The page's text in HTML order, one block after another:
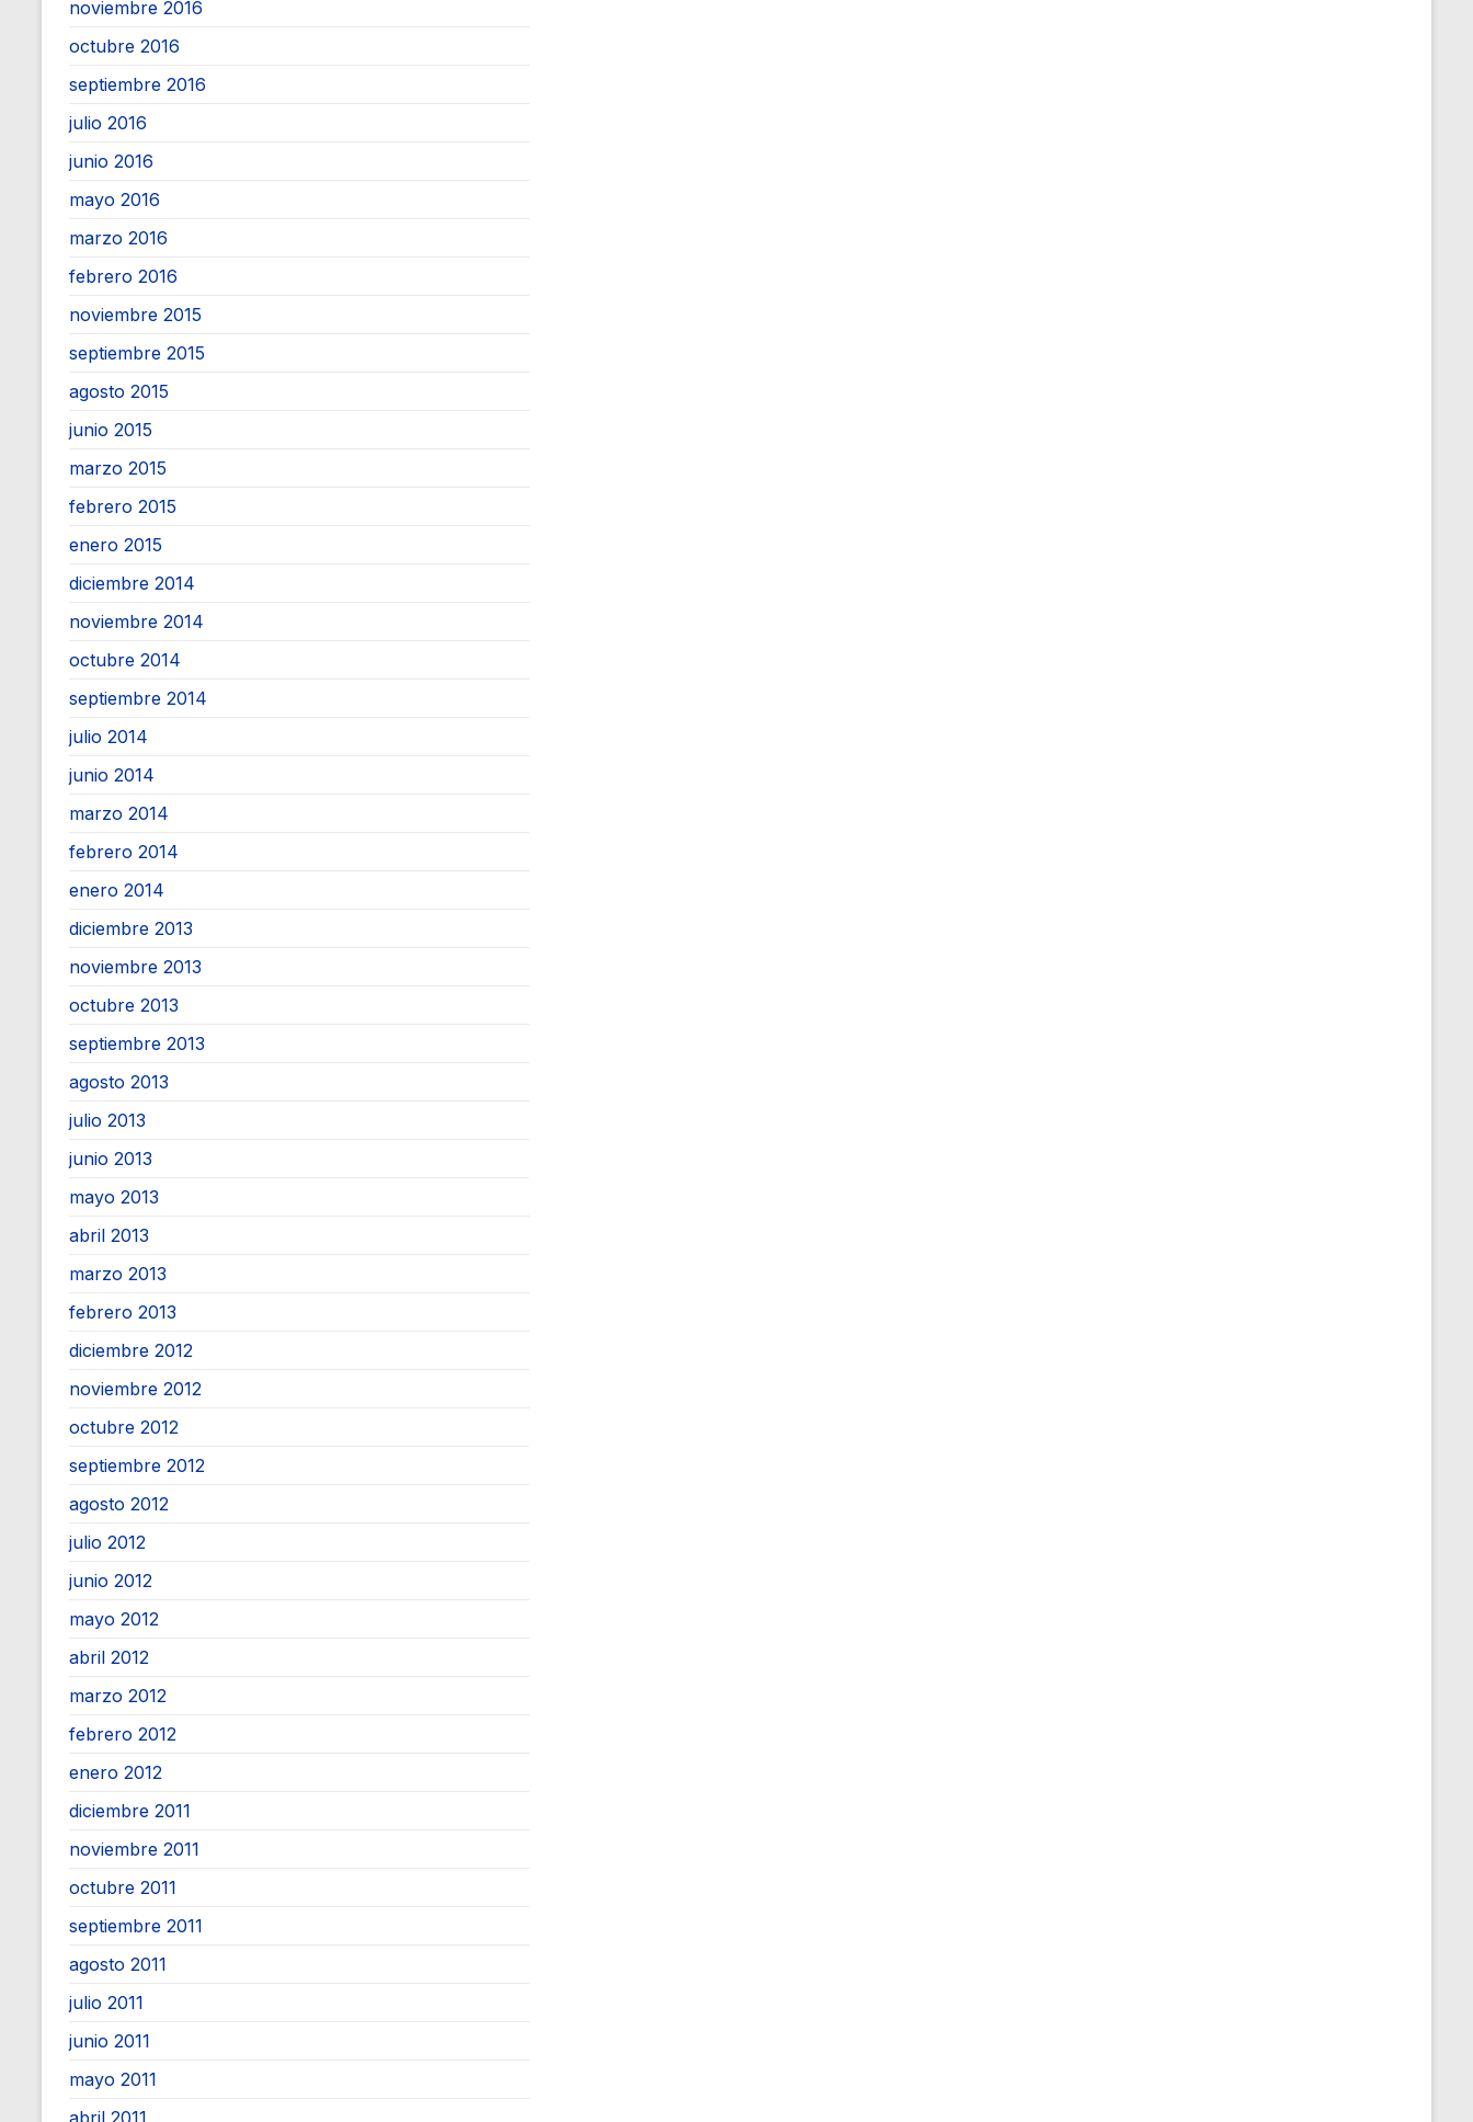
noviembre 2016
octubre 2016
septiembre 2016
julio 2016
junio 2016
mayo 2016
marzo 2016
febrero 2016
noviembre 2015
septiembre 2015
agosto 2015
junio 2015
marzo 2015
febrero 2015
enero 2015
diciembre 2014
noviembre 2014
octubre 2014
septiembre 2014
julio 2014
junio 2014
marzo 2014
febrero 2014
enero 2014
diciembre 2013
noviembre 2013
octubre 2013
septiembre 2013
agosto 2013
julio 2013
junio 2013
mayo 2013
abril 2013
marzo 2013
febrero 2013
diciembre 2012
noviembre 2012
octubre 2012
septiembre 2012
agosto 2012
julio 2012
junio 2012
mayo 2012
abril 2012
marzo 2012
febrero 2012
enero 2012
diciembre 2011
noviembre 2011
octubre 2011
septiembre 2011
agosto 2011
julio 2011
junio 2011
mayo 2011
abril 2011